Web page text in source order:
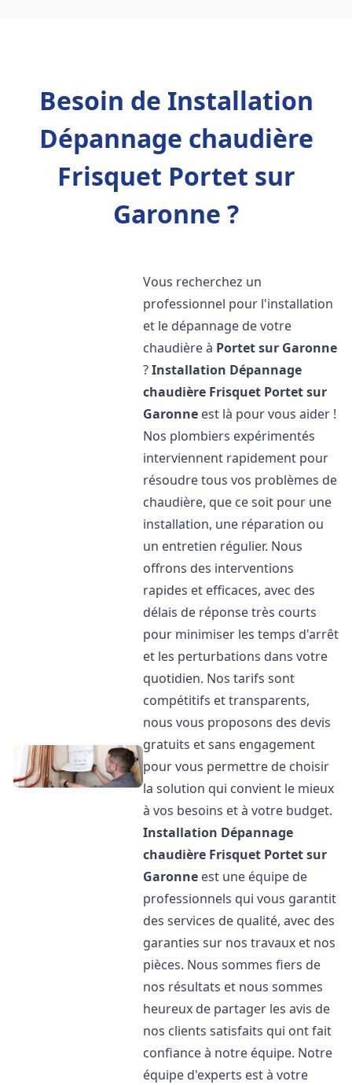
Besoin de Installation
Dépannage chaudière
Frisquet Portet sur
Garonne ?
Vous recherchez un
professionnel pour l'installation
et le dépannage de votre
chaudière à Portet sur Garonne
?Installation Dépannage
chaudière Frisquet Portet sur
Garonne est là pour vous aider !
Nos plombiers expérimentés
interviennent rapidement pour
résoudre tous vos problèmes de
chaudière, que ce soit pour une
installation, une réparation ou
un entretien régulier. Nous
offrons des interventions
rapides et efficaces, avec des
délais de réponse très courts
pour minimiser les temps d'arrêt
et les perturbations dans votre
quotidien. Nos tarifs sont
compétitifs et transparents,
nous vous proposons des devis
gratuits et sans engagement
pour vous permettre de choisir
la solution qui convient le mieux
à vos besoins et à votre budget.
Installation Dépannage
chaudière Frisquet Portet sur
Garonne est une équipe de
professionnels qui vous garantit
des services de qualité, avec des
garanties sur nos travaux et nos
pièces. Nous sommes fiers de
nos résultats et nous sommes
heureux de partager les avis de
nos clients satisfaits qui ont fait
confiance à notre équipe. Notre
équipe d'experts est à votre